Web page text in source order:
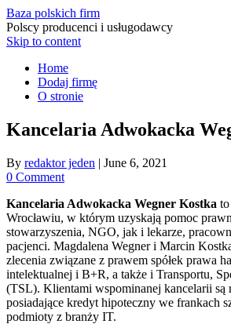
Baza polskich firm
Polscy producenci i usługodawcy
Skip to content
Home
Dodaj firmę
O stronie
Kancelaria Adwokacka
By redaktor jeden | June 6, 2021
0 Comment
Kancelaria Adwokacka Wegner Kostka
Wrocławiu, w którym uzyskają pomoc
stowarzyszenia, NGO, jak i lekarze,
pacjenci. Magdalena Wegner i Marcin
zlecenia związane z prawem spółek prawa
intelektualnej i B+R, a także i Transportu,
(TSL). Klientami wspominanej kancelarii są
posiadające kredyt hipoteczny we frankach
podmioty z branży IT.